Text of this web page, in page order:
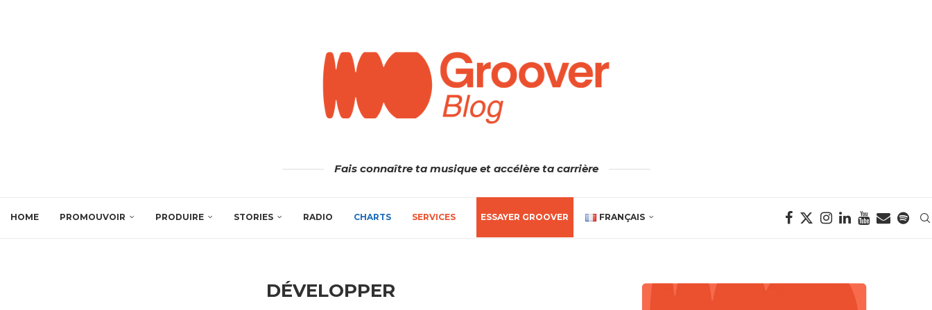
Fais connaître ta musique et accélère ta carrière
HOME PROMOUVOIR PRODUIRE STORIES RADIO CHARTS SERVICES ESSAYER GROOVER FRANÇAIS
DÉVELOPPER